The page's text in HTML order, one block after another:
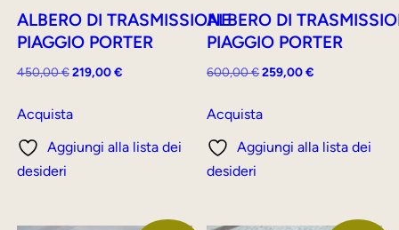
ALBERO DI TRASMISSIONE
PIAGGIO PORTER
450,00€ Il
originale
450,00 €.
219,00€Il
219,00 €.
Acquista
Aggiungi alla lista dei
desideri
ALBERO DI
PIAGGIO PORTER
600,00€Il
originale
600,00 €.
259,00€
259,00 €.
Acquista
Aggiungi alla lista dei
desideri